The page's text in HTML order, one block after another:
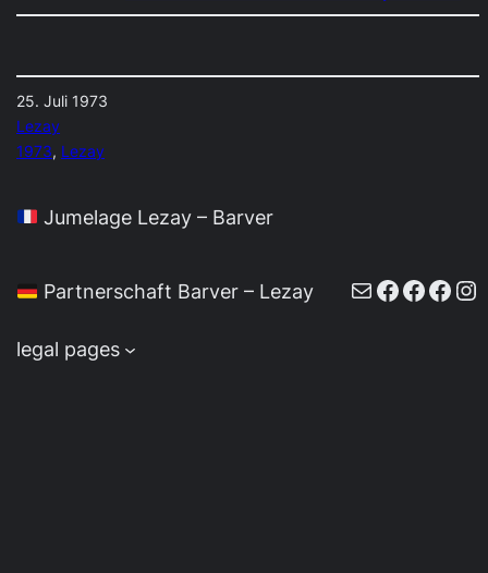
25. Juli 1973
Lezay
1973, Lezay
Jumelage Lezay – Barver
Partnerschaft Barver – Lezay E-Mail
legal pages